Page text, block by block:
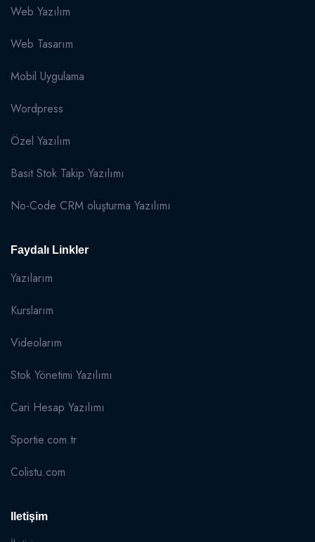
Web Yazılım
Web Tasarım
Mobil Uygulama
Wordpress
Özel Yazılım
Basit Stok Takip Yazılımı
No-Code CRM oluşturma Yazılımı
Faydalı Linkler
Yazılarım
Kurslarım
Videolarım
Stok Yönetimi Yazılımı
Cari Hesap Yazılımı
Sportie.com.tr
Colistu.com
Iletişim